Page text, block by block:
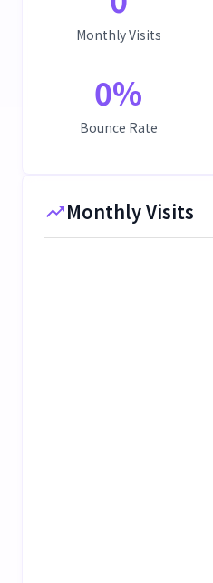
Monthly Visits
0%
Bounce Rate
Monthly Visits